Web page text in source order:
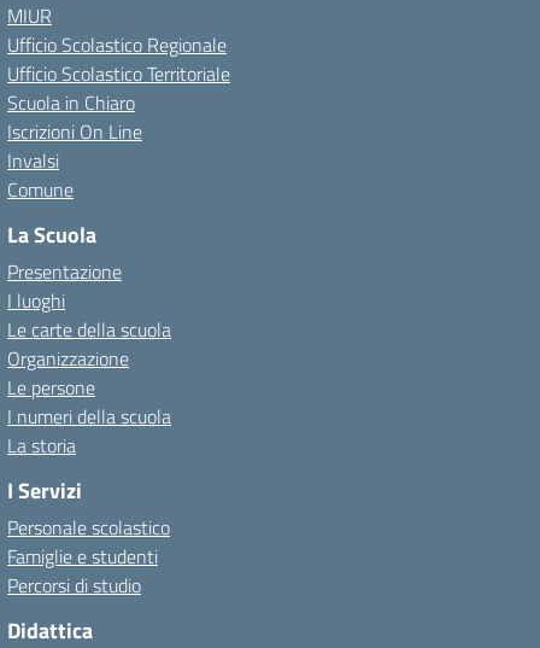
MIUR
Ufficio Scolastico Regionale
Ufficio Scolastico Territoriale
Scuola in Chiaro
Iscrizioni On Line
Invalsi
Comune
La Scuola
Presentazione
I luoghi
Le carte della scuola
Organizzazione
Le persone
I numeri della scuola
La storia
I Servizi
Personale scolastico
Famiglie e studenti
Percorsi di studio
Didattica